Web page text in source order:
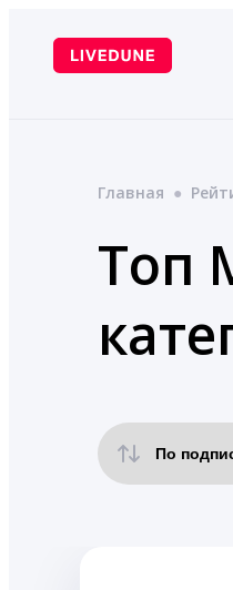
содержимому
Главная ●
Топ